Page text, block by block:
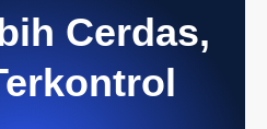
Cerdas,